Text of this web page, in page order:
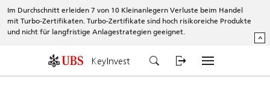
Im Durchschnitt erleiden 7 von 10 Kleinanlegern Verluste beim Handel
mit Turbo-Zertifikaten. Turbo-Zertifikate sind hoch risikoreiche Produkte
und nicht für langfristige Anlagestrategien geeignet.
^
KeyInvest